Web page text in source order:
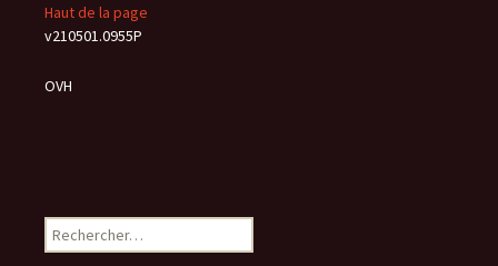
Haut de la page
v210501.0955P
OVH
Rechercher :